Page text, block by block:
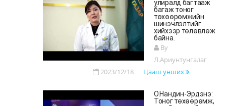
улиралд багтааж
багаж тоног
төхөөрөмжийн
шинэчлэлтийг
хийхээр төлөвлөж
байна.
By
Л.Ариунтунгалаг
2023/12/18
Цааш унших
О.Нандин-Эрдэнэ:
Тоног төхөөрөмж,